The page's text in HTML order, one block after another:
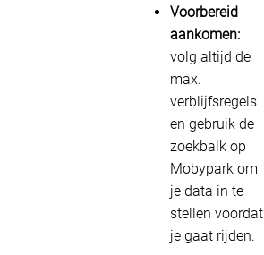
Voorbereid
aankomen:
volg altijd de
max.
verblijfsregels
en gebruik de
zoekbalk op
Mobypark om
je data in te
stellen voordat
je gaat rijden.